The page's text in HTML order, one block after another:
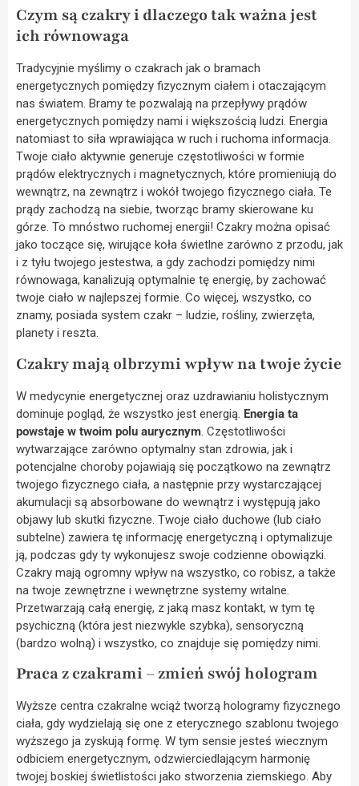
Czym są czakry i dlaczego tak ważna jest
ich równowaga
Tradycyjnie myślimy o czakrach jak o bramach
energetycznych pomiędzy fizycznym ciałem i otaczającym
nas światem. Bramy te pozwalają na przepływy prądów
energetycznych pomiędzy nami i większością ludzi. Energia
natomiast to siła wprawiająca w ruch i ruchoma informacja.
Twoje ciało aktywnie generuje częstotliwości w formie
prądów elektrycznych i magnetycznych, które promieniują do
wewnątrz, na zewnątrz i wokół twojego fizycznego ciała. Te
prądy zachodzą na siebie, tworząc bramy skierowane ku
górze. To mnóstwo ruchomej energii! Czakry można opisać
jako toczące się, wirujące koła świetlne zarówno z przodu, jak
i z tyłu twojego jestestwa, a gdy zachodzi pomiędzy nimi
równowaga, kanalizują optymalnie tę energię, by zachować
twoje ciało w najlepszej formie. Co więcej, wszystko, co
znamy, posiada system czakr – ludzie, rośliny, zwierzęta,
planety i reszta.
Czakry mają olbrzymi wpływ na twoje życie
W medycynie energetycznej oraz uzdrawianiu holistycznym
dominuje pogląd, że wszystko jest energią. Energia ta
powstaje w twoim polu aurycznym. Częstotliwości
wytwarzające zarówno optymalny stan zdrowia, jak i
potencjalne choroby pojawiają się początkowo na zewnątrz
twojego fizycznego ciała, a następnie przy wystarczającej
akumulacji są absorbowane do wewnątrz i występują jako
objawy lub skutki fizyczne. Twoje ciało duchowe (lub ciało
subtelne) zawiera tę informację energetyczną i optymalizuje
ją, podczas gdy ty wykonujesz swoje codzienne obowiązki.
Czakry mają ogromny wpływ na wszystko, co robisz, a także
na twoje zewnętrzne i wewnętrzne systemy witalne.
Przetwarzają całą energię, z jaką masz kontakt, w tym tę
psychiczną (która jest niezwykle szybka), sensoryczną
(bardzo wolną) i wszystko, co znajduje się pomiędzy nimi.
Praca z czakrami – zmień swój hologram
Wyższe centra czakralne wciąż tworzą hologramy fizycznego
ciała, gdy wydzielają się one z eterycznego szablonu twojego
wyższego ja zyskują formę. W tym sensie jesteś wiecznym
odbiciem energetycznym, odzwierciedlającym harmonię
twojej boskiej świetlistości jako stworzenia ziemskiego. Aby